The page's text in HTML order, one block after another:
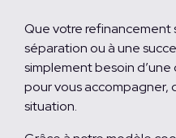
Que votre refinancement
séparation ou à une
simplement besoin
pour vous accompagner,
situation.